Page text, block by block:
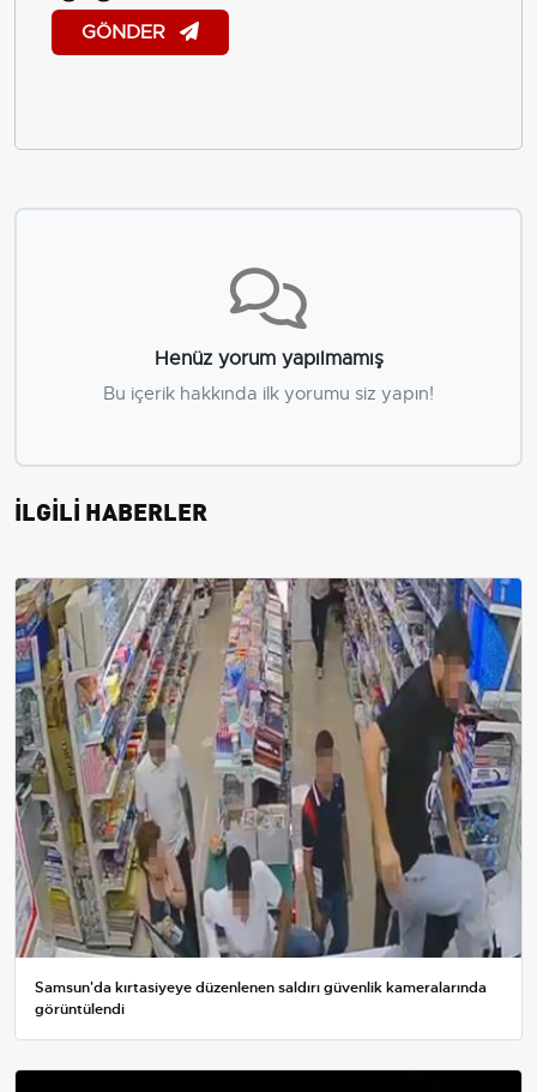
GÖNDER
Henüz yorum yapılmamış
Bu içerik hakkında ilk yorumu siz yapın!
İLGİLİ HABERLER
Samsun'da kırtasiyeye düzenlenen saldırı güvenlik kameralarında
görüntülendi